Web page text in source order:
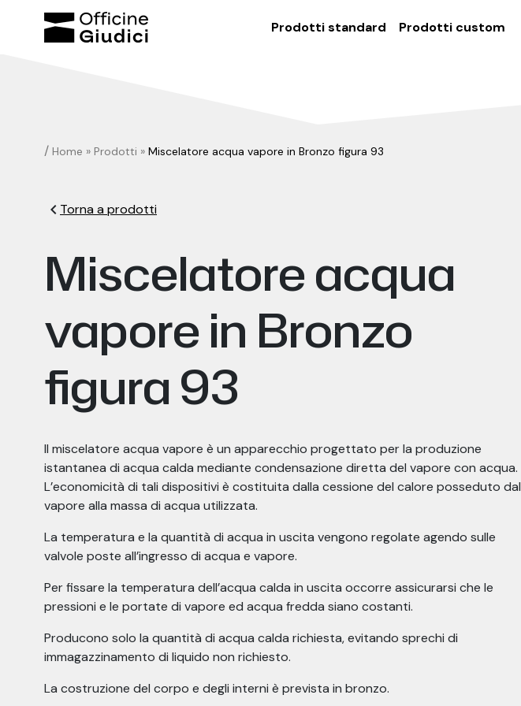
Prodotti standard Prodotti custom
/ Home » Prodotti » Miscelatore acqua vapore in Bronzo figura 93
chevron_leftTorna a prodotti
Miscelatore acqua
vapore in Bronzo
figura 93
Il miscelatore acqua vapore è un apparecchio progettato per la produzione
istantanea di acqua calda mediante condensazione diretta del vapore con acqua.
L’economicità di tali dispositivi è costituita dalla cessione del calore posseduto dal
vapore alla massa di acqua utilizzata.
La temperatura e la quantità di acqua in uscita vengono regolate agendo sulle
valvole poste all’ingresso di acqua e vapore.
Per fissare la temperatura dell’acqua calda in uscita occorre assicurarsi che le
pressioni e le portate di vapore ed acqua fredda siano costanti.
Producono solo la quantità di acqua calda richiesta, evitando sprechi di
immagazzinamento di liquido non richiesto.
La costruzione del corpo e degli interni è prevista in bronzo.